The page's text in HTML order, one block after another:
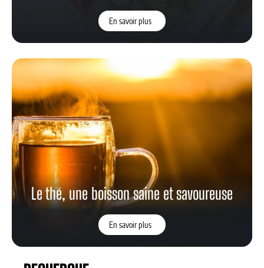
En savoir plus
Le thé, une boisson saine et savoureuse
En savoir plus